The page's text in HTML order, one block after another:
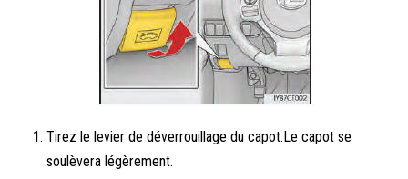
Tirez le levier de déverrouillage du capot.Le capot se
soulèvera légèrement.